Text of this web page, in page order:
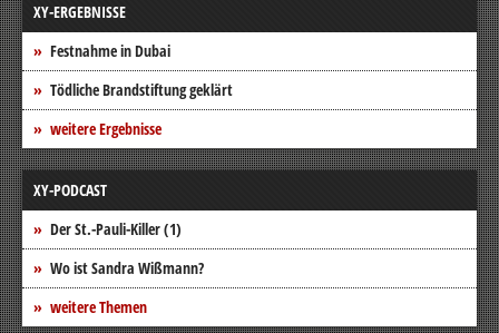
XY-ERGEBNISSE
Festnahme in Dubai
Tödliche Brandstiftung geklärt
weitere Ergebnisse
XY-PODCAST
Der St.-Pauli-Killer (1)
Wo ist Sandra Wißmann?
weitere Themen